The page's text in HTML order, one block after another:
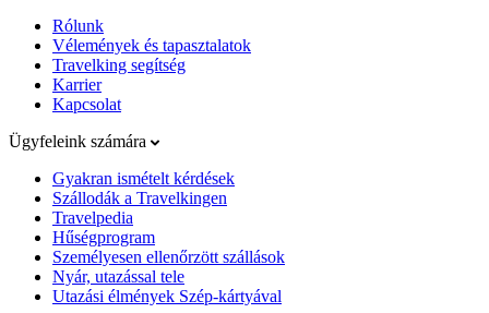
Rólunk
Vélemények és tapasztalatok
Travelking segítség
Karrier
Kapcsolat
Ügyfeleink számára
Gyakran ismételt kérdések
Szállodák a Travelkingen
Travelpedia
Hűségprogram
Személyesen ellenőrzött szállások
Nyár, utazással tele
Utazási élmények Szép-kártyával